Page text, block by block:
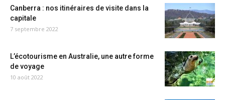
Canberra : nos itinéraires de visite dans la
capitale
7 septembre 2022
L’écotourisme en Australie, une autre forme
de voyage
10 août 2022